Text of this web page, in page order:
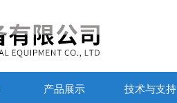
产品展示 技术与支持